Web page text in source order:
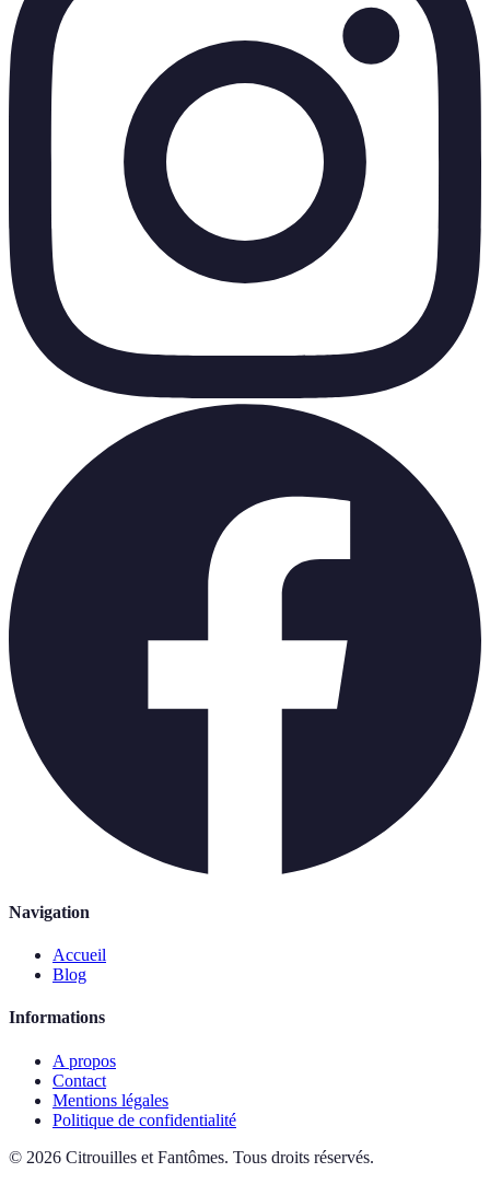
Navigation
Accueil
Blog
Informations
A propos
Contact
Mentions légales
Politique de confidentialité
© 2026 Citrouilles et Fantômes. Tous droits réservés.